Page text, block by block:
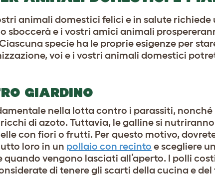
animali domestici felici e in salute richiede
sboccerà e i vostri amici animali
specie ha le proprie esigenze per
voi e i vostri animali domestici
GIARDINO
nella lotta contro i parassiti,
di azoto. Tuttavia, le galline si
con fiori o frutti. Per questo motivo,
loro in un pollaio con recinto e scegliere
vengono lasciati all’aperto. I polli
di tenere gli scarti della cucina e